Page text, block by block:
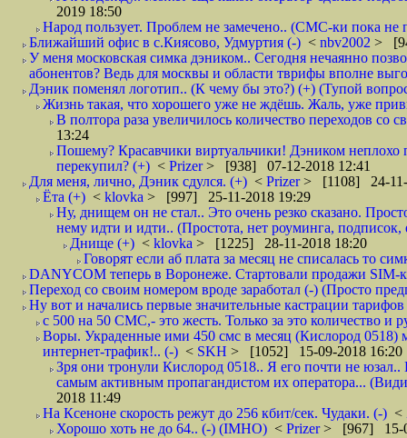
2019 18:50
Народ пользует. Проблем не замечено.. (СМС-ки пока
Ближайший офис в с.Киясово, Удмуртия (-) < nbv2002 >
У меня московская симка дэником.. Сегодня нечаянно
абонентов? Ведь для москвы и области тврифы вполне
Дэник поменял логотип.. (К чему бы это?) (+) (Тупой
Жизнь такая, что хорошего уже не ждёшь. Жаль, уже
В полтора раза увеличилось количество переходов
13:24
Пошему? Красавчики виртуальчики! Дэником
перекупил? (+) < Prizer> [938] 07-12-2018 12:41
Для меня, лично, Дэник сдулся. (+) < Prizer> [1108] 24-11-
Ёта (+) < klovka > [997] 25-11-2018 19:29
Ну, днищем он не стал.. Это очень резко сказано.
нему идти и идти.. (Простота, нет роуминга,
Днище (+) < klovka > [1225] 28-11-2018 18:20
Говорят если аб плата за месяц не списалась то
DANYCOM теперь в Воронеже. Стартовали продажи SIM-
Переход со своим номером вроде заработал (-) (Просто
Ну вот и начались первые значительные кастрации
с 500 на 50 СМС,- это жесть. Только за это количество и
Воры. Украденные ими 450 смс в месяц (Кислород 0518)
интернет-трафик!.. (-) < SKH > [1052] 15-09-2018 16:20
Зря они тронули Кислород 0518.. Я его почти не
самым активным пропагандистом их оператора...
2018 11:49
На Ксеноне скорость режут до 256 кбит/сек. Чудаки. (-) <
Хорошо хоть не до 64.. (-) (IMHO) < Prizer> [967] 15-